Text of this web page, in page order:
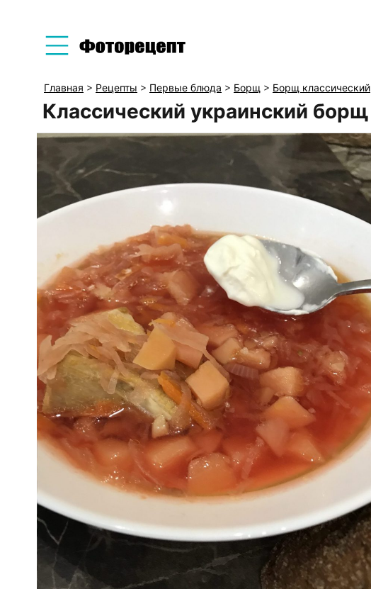
Главная > Рецепты > Первые блюда > Борщ > Борщ классический
Классический украинский борщ